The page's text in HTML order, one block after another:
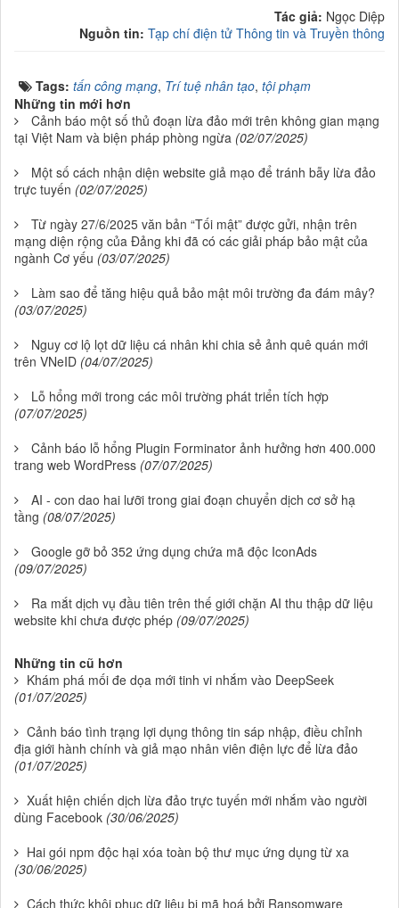
Tác giả: Ngọc Diệp
Nguồn tin: Tạp chí điện tử Thông tin và Truyền thông
Tags: tấn công mạng, Trí tuệ nhân tạo, tội phạm
Những tin mới hơn
Cảnh báo một số thủ đoạn lừa đảo mới trên không gian mạng
tại Việt Nam và biện pháp phòng ngừa (02/07/2025)
Một số cách nhận diện website giả mạo để tránh bẫy lừa đảo
trực tuyến (02/07/2025)
Từ ngày 27/6/2025 văn bản “Tối mật” được gửi, nhận trên
mạng diện rộng của Đảng khi đã có các giải pháp bảo mật của
ngành Cơ yếu (03/07/2025)
Làm sao để tăng hiệu quả bảo mật môi trường đa đám mây?
(03/07/2025)
Nguy cơ lộ lọt dữ liệu cá nhân khi chia sẻ ảnh quê quán mới
trên VNeID (04/07/2025)
Lỗ hổng mới trong các môi trường phát triển tích hợp
(07/07/2025)
Cảnh báo lỗ hổng Plugin Forminator ảnh hưởng hơn 400.000
trang web WordPress (07/07/2025)
AI - con dao hai lưỡi trong giai đoạn chuyển dịch cơ sở hạ
tầng (08/07/2025)
Google gỡ bỏ 352 ứng dụng chứa mã độc IconAds
(09/07/2025)
Ra mắt dịch vụ đầu tiên trên thế giới chặn AI thu thập dữ liệu
website khi chưa được phép (09/07/2025)
Những tin cũ hơn
Khám phá mối đe dọa mới tinh vi nhắm vào DeepSeek
(01/07/2025)
Cảnh báo tình trạng lợi dụng thông tin sáp nhập, điều chỉnh
địa giới hành chính và giả mạo nhân viên điện lực để lừa đảo
(01/07/2025)
Xuất hiện chiến dịch lừa đảo trực tuyến mới nhắm vào người
dùng Facebook (30/06/2025)
Hai gói npm độc hại xóa toàn bộ thư mục ứng dụng từ xa
(30/06/2025)
Cách thức khôi phục dữ liệu bị mã hoá bởi Ransomware